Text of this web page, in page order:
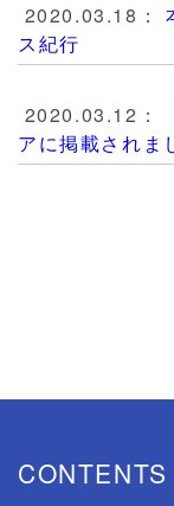
2020.03.18：
ス紀行
2020.03.12：
アに掲載され
CONTENTS